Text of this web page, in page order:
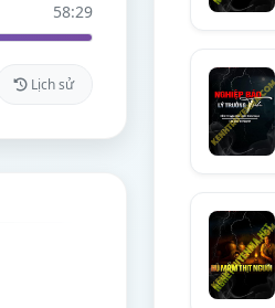
58:29
Lịch sử